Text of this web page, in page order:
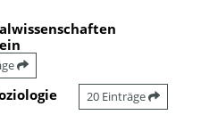
20 Einträge